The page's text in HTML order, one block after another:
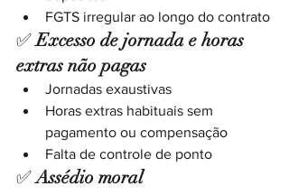
FGTS irregular ao longo do contrato
✅ Excesso de jornada e horas
extras não pagas
Jornadas exaustivas
Horas extras habituais sem
pagamento ou compensação
Falta de controle de ponto
✅ Assédio moral